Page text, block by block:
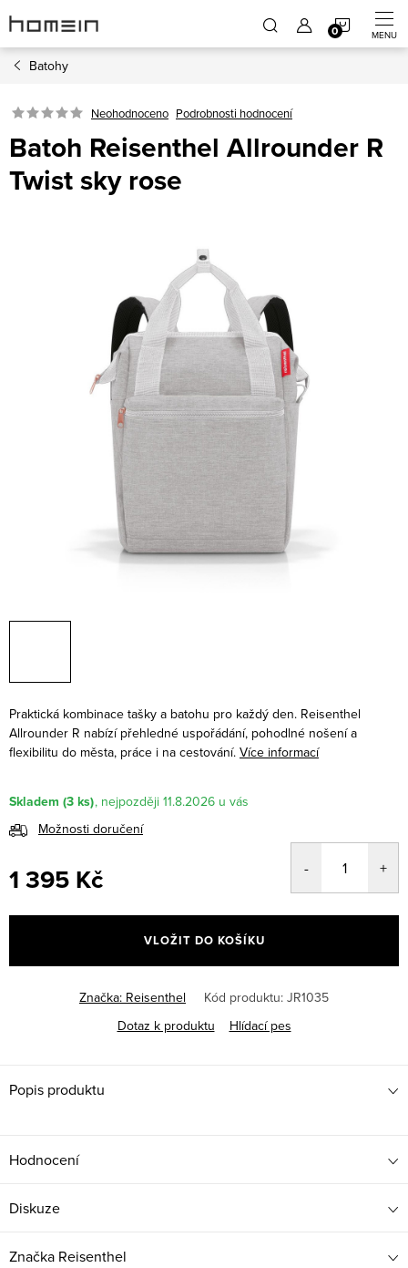
na
obsah
Batohy
Neohodnoceno Podrobnosti hodnocení
Batoh Reisenthel Allrounder R
Twist sky rose
Praktická kombinace tašky a batohu pro každý den. Reisenthel
Allrounder R nabízí přehledné uspořádání, pohodlné nošení a
flexibilitu do města, práce i na cestování. Více informací
Skladem (3 ks)
11.8.2026
Možnosti doručení
1 395 Kč
cena:
VLOŽIT DO KOŠÍKU
Značka: Reisenthel Kód produktu: JR1035
Dotaz k produktu
Hlídací pes
Popis produktu
Hodnocení
Diskuze
Značka Reisenthel